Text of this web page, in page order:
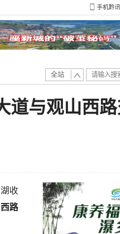
手机黔讯
全站
道与观山西
收
路